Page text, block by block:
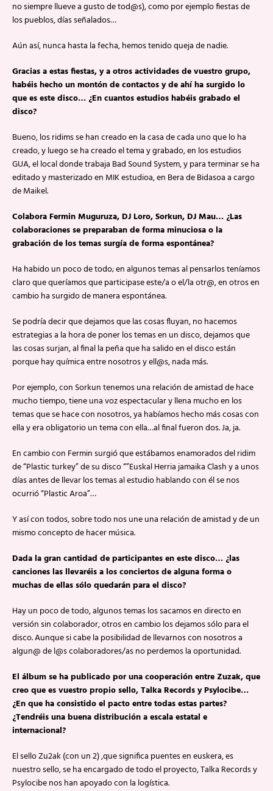
no siempre llueve a gusto de tod@s), como por ejemplo fiestas de
los pueblos, días señalados…
Aún así, nunca hasta la fecha, hemos tenido queja de nadie.
Gracias a estas fiestas, y a otros actividades de vuestro grupo,
habéis hecho un montón de contactos y de ahí ha surgido lo
que es este disco… ¿En cuantos estudios habéis grabado el
disco?
Bueno, los ridims se han creado en la casa de cada uno que lo ha
creado, y luego se ha creado el tema y grabado, en los estudios
GUA, el local donde trabaja Bad Sound System, y para terminar se ha
editado y masterizado en MIK estudioa, en Bera de Bidasoa a cargo
de Maikel.
Colabora Fermin Muguruza, DJ Loro, Sorkun, DJ Mau… ¿Las
colaboraciones se preparaban de forma minuciosa o la
grabación de los temas surgía de forma espontánea?
Ha habido un poco de todo; en algunos temas al pensarlos teníamos
claro que queríamos que participase este/a o el/la otr@, en otros en
cambio ha surgido de manera espontánea.
Se podría decir que dejamos que las cosas fluyan, no hacemos
estrategias a la hora de poner los temas en un disco, dejamos que
las cosas surjan, al final la peña que ha salido en el disco están
porque hay química entre nosotros y ell@s, nada más.
Por ejemplo, con Sorkun tenemos una relación de amistad de hace
mucho tiempo, tiene una voz espectacular y llena mucho en los
temas que se hace con nosotros, ya habíamos hecho más cosas con
ella y era obligatorio un tema con ella…al final fueron dos. Ja, ja.
En cambio con Fermin surgió que estábamos enamorados del ridim
de “Plastic turkey” de su disco “”Euskal Herria jamaika Clash y a unos
días antes de llevar los temas al estudio hablando con él se nos
ocurrió “Plastic Aroa”…
Y así con todos, sobre todo nos une una relación de amistad y de un
mismo concepto de hacer música.
Dada la gran cantidad de participantes en este disco… ¿las
canciones las llevaréis a los conciertos de alguna forma o
muchas de ellas sólo quedarán para el disco?
Hay un poco de todo, algunos temas los sacamos en directo en
versión sin colaborador, otros en cambio los dejamos sólo para el
disco. Aunque si cabe la posibilidad de llevarnos con nosotros a
algun@ de l@s colaboradores/as no perdemos la oportunidad.
El álbum se ha publicado por una cooperación entre Zuzak, que
creo que es vuestro propio sello, Talka Records y Psylocibe…
¿En que ha consistido el pacto entre todas estas partes?
¿Tendréis una buena distribución a escala estatal e
internacional?
El sello Zu2ak (con un 2) ,que significa puentes en euskera, es
nuestro sello, se ha encargado de todo el proyecto, Talka Records y
Psylocibe nos han apoyado con la logística.